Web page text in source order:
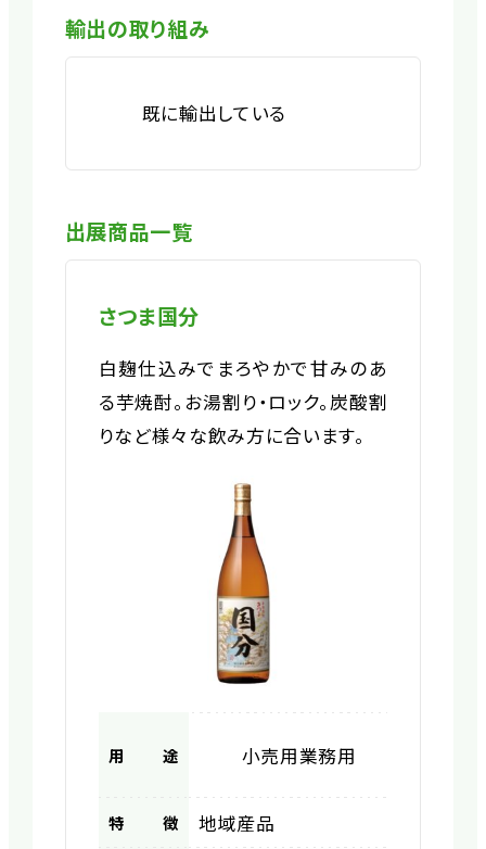
輸出の取り組み
既に輸出している
出展商品一覧
さつま国分
白麹仕込みでまろやかで甘みのあ
る芋焼酎。お湯割り・ロック。炭酸割
りなど様々な飲み方に合います。
用途 小売用業務用
特徴 地域産品